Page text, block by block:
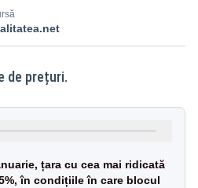
de prețuri.
țara cu cea mai ridicată
în condițiile în care blocul